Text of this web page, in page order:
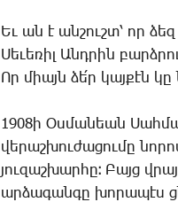
Եւ ան է ան­շուշտ՝ որ ձեզ
­Սե­ւե­ռիլ Անդ­րին
Որ միայն ձե՛ր կայ­քէն
1908ի Օս­մա­նեան
վե­րաշ­խու­ժա­ցու­մը
յու­զաշ­խար­հը։ ­Բայց
ար­ձա­գան­գը խո­րա­պէս